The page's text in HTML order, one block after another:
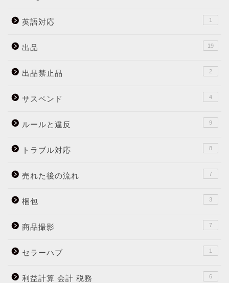
英語対応 1
出品 19
出品禁止品 2
サスペンド 4
ルールと違反 9
トラブル対応 8
売れた後の流れ 7
梱包 3
商品撮影 7
セラーハブ 1
利益計算 会計 税務 6